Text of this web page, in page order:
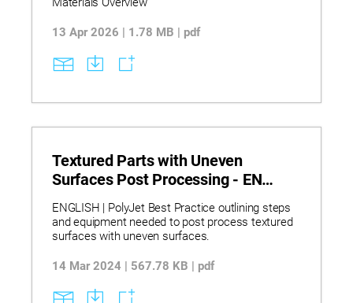
13 Apr 2026 | 1.78 MB | pdf
Textured Parts with Uneven
Surfaces Post Processing - EN
PolyJet Best Practice
ENGLISH | PolyJet Best Practice outlining steps
and equipment needed to post process textured
surfaces with uneven surfaces.
14 Mar 2024 | 567.78 KB | pdf